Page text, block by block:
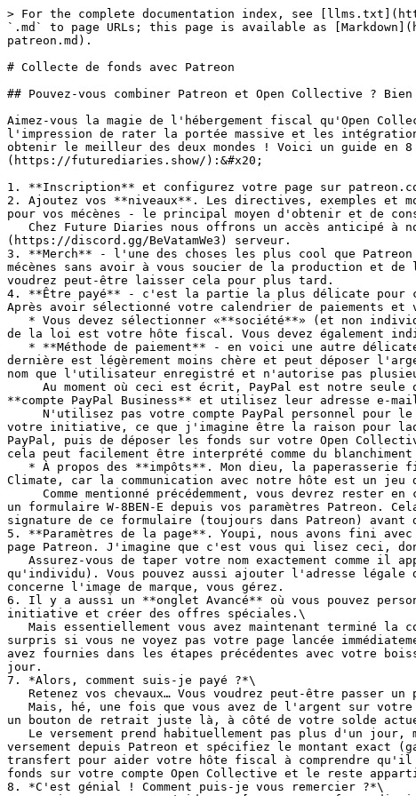
> For the complete documentation index, see
`.md` to page URLs; this page is available as
patreon.md).
# Collecte de fonds avec Patreon
## Pouvez-vous combiner Patreon et Open Collective ?
Aimez-vous la magie de l'hébergement fiscal qu'Open
l'impression de rater la portée massive et les
obtenir le meilleur des deux mondes ! Voici un guide en
(https://futurediaries.show/):&#x20;
1. **Inscription** et configurez votre page sur
2. Ajoutez vos **niveaux**. Les directives, exemples et
pour vos mécènes - le principal moyen d'obtenir et de
(https://discord.gg/BeVatamWe3) serveur.
3. **Merch** - l'une des choses les plus cool que
mécènes sans avoir à vous soucier de la production et
voudrez peut‑être laisser cela pour plus tard.
4. **Être payé** - c'est la partie la plus délicate pour
Après avoir sélectionné votre calendrier de paiements
de la loi est votre hôte fiscal. Vous devez également
dernière est légèrement moins chère et peut déposer
nom que l'utilisateur enregistré et n'autorise pas
**compte PayPal Business** et utilisez leur adresse e-
votre initiative, ce que j'imagine être la raison pour
PayPal, puis de déposer les fonds sur votre Open
cela peut facilement être interprété comme du
Climate, car la communication avec notre hôte est un jeu
un formulaire W-8BEN-E depuis vos paramètres Patreon.
signature de ce formulaire (toujours dans Patreon) avant
5. **Paramètres de la page**. Youpi, nous avons fini
page Patreon. J'imagine que c'est vous qui lisez ceci,
qu'individu). Vous pouvez aussi ajouter l'adresse légale
concerne l'image de marque, vous gérez.
6. Il y a aussi un **onglet Avancé** où vous pouvez
initiative et créer des offres spéciales.\
surpris si vous ne voyez pas votre page lancée
avez fournies dans les étapes précédentes avec votre
jour.
7. *Alors, comment suis‑je payé ?*\
un bouton de retrait juste là, à côté de votre solde
versement depuis Patreon et spécifiez le montant
transfert pour aider votre hôte fiscal à comprendre
fonds sur votre compte Open Collective et le reste
8. *C'est génial ! Comment puis‑je vous remercier ?*\